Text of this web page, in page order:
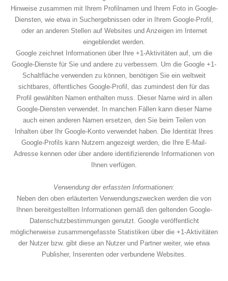
Hinweise zusammen mit Ihrem Profilnamen und Ihrem Foto in Google-
Diensten, wie etwa in Suchergebnissen oder in Ihrem Google-Profil,
oder an anderen Stellen auf Websites und Anzeigen im Internet
eingeblendet werden.
Google zeichnet Informationen über Ihre +1-Aktivitäten auf, um die
Google-Dienste für Sie und andere zu verbessern. Um die Google +1-
Schaltfläche verwenden zu können, benötigen Sie ein weltweit
sichtbares, öffentliches Google-Profil, das zumindest den für das
Profil gewählten Namen enthalten muss. Dieser Name wird in allen
Google-Diensten verwendet. In manchen Fällen kann dieser Name
auch einen anderen Namen ersetzen, den Sie beim Teilen von
Inhalten über Ihr Google-Konto verwendet haben. Die Identität Ihres
Google-Profils kann Nutzern angezeigt werden, die Ihre E-Mail-
Adresse kennen oder über andere identifizierende Informationen von
Ihnen verfügen.
Verwendung der erfassten Informationen:
Neben den oben erläuterten Verwendungszwecken werden die von
Ihnen bereitgestellten Informationen gemäß den geltenden Google-
Datenschutzbestimmungen genutzt. Google veröffentlicht
möglicherweise zusammengefasste Statistiken über die +1-Aktivitäten
der Nutzer bzw. gibt diese an Nutzer und Partner weiter, wie etwa
Publisher, Inserenten oder verbundene Websites.